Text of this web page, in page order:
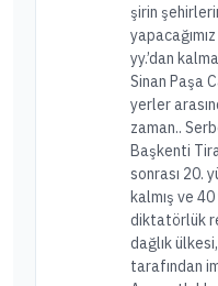
şirin
yy.’dan
Sinan Paşa
yerler
zaman..
Başkenti
sonrası 20.
kalmış ve 40
diktatörlük
dağlık
tarafından